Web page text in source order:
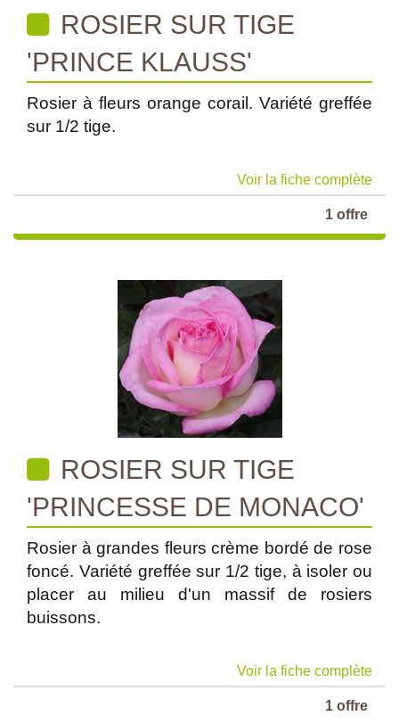
ROSIER SUR TIGE
'PRINCE KLAUSS'
Rosier à fleurs orange corail. Variété greffée
sur 1/2 tige.
Voir la fiche complète
1 offre
ROSIER SUR TIGE
'PRINCESSE DE MONACO'
Rosier à grandes fleurs crème bordé de rose
foncé. Variété greffée sur 1/2 tige, à isoler ou
placer au milieu d'un massif de rosiers
buissons.
Voir la fiche complète
1 offre